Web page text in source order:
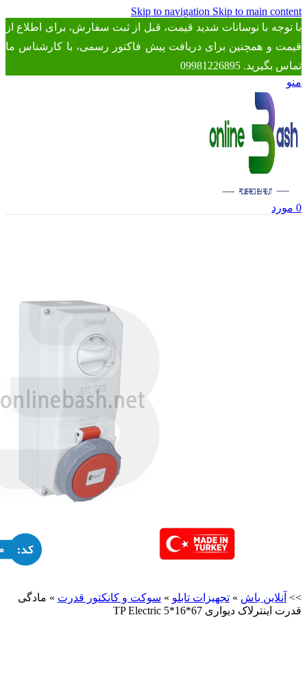
Skip to navigation Skip to main content
با توجه با نوسانات شدید قیمت، قبل از ثبت سفارش، برای اطلاع از
قیمت و همچنین برای دریافت پیش فاکتور رسمی، با کارشناس ما
تماس بگیرید. 09981226895
منو
0 مورد
>> آنلاین باش » تجهیزات تابلو » سوکت و کانکتور قدرت » مادگی
قدرت اینترلاک دیواری 67*16*5 TP Electric